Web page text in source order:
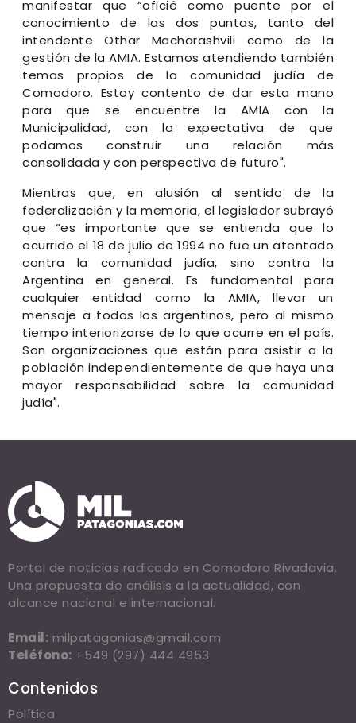
manifestar que “oficié como puente por el
conocimiento de las dos puntas, tanto del
intendente Othar Macharashvili como de la
gestión de la AMIA. Estamos atendiendo también
temas propios de la comunidad judía de
Comodoro. Estoy contento de dar esta mano
para que se encuentre la AMIA con la
Municipalidad, con la expectativa de que
podamos construir una relación más
consolidada y con perspectiva de futuro".
Mientras que, en alusión al sentido de la
federalización y la memoria, el legislador subrayó
que “es importante que se entienda que lo
ocurrido el 18 de julio de 1994 no fue un atentado
contra la comunidad judía, sino contra la
Argentina en general. Es fundamental para
cualquier entidad como la AMIA, llevar un
mensaje a todos los argentinos, pero al mismo
tiempo interiorizarse de lo que ocurre en el país.
Son organizaciones que están para asistir a la
población independientemente de que haya una
mayor responsabilidad sobre la comunidad
judía".
Portal de noticias radicado en Comodoro Rivadavia.
Una propuesta de análisis a la actualidad, con
alcance nacional e internacional.
Email: milpatagonias@gmail.com
Teléfono: +549 (297) 444 4953
Contenidos
Política